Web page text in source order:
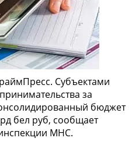
Субъектами
за
бюджет
бел руб, сообщает
МНС.